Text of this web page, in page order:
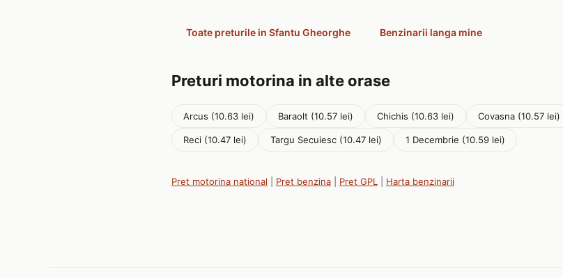
Toate preturile in Sfantu Gheorghe Benzinarii langa mine
Preturi motorina in alte orase
Arcus (10.63 lei) Baraolt (10.57 lei) Chichis (10.63 lei) Covasna (10.57 lei)
Reci (10.47 lei) Targu Secuiesc (10.47 lei) 1 Decembrie (10.59 lei)
Pret motorina national Pret benzina Pret GPL Harta benzinarii